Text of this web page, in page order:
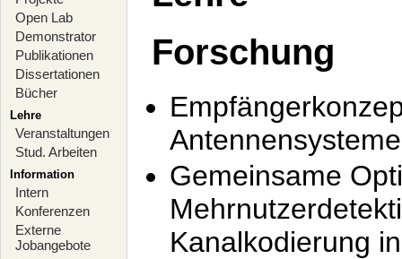
Open Lab
Demonstrator
Publikationen
Dissertationen
Bücher
Lehre
Veranstaltungen
Stud. Arbeiten
Information
Intern
Konferenzen
Externe
Jobangebote
Forschung
Antennensysteme
Gemeinsame
Kanalkodierung